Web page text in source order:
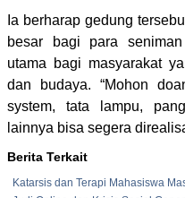
Ia berharap gedung
besar bagi para
utama bagi masyarakat
dan budaya. “Mohon
system, tata lampu,
lainnya bisa segera
Berita Terkait
Katarsis dan Terapi Mahasiswa